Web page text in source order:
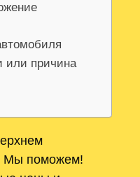
или причина
Мы поможем!